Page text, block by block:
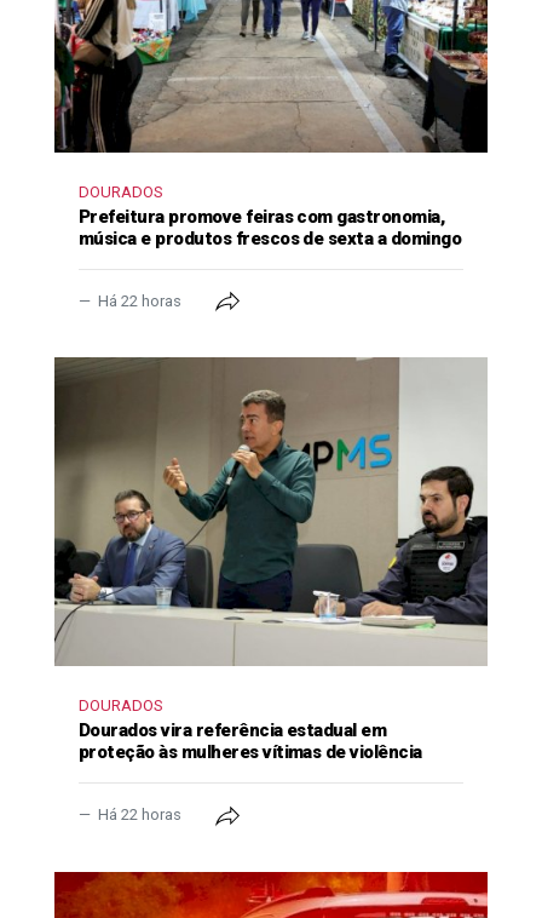
DOURADOS
Prefeitura promove feiras com gastronomia,
música e produtos frescos de sexta a domingo
Há 22 horas
DOURADOS
Dourados vira referência estadual em
proteção às mulheres vítimas de violência
Há 22 horas